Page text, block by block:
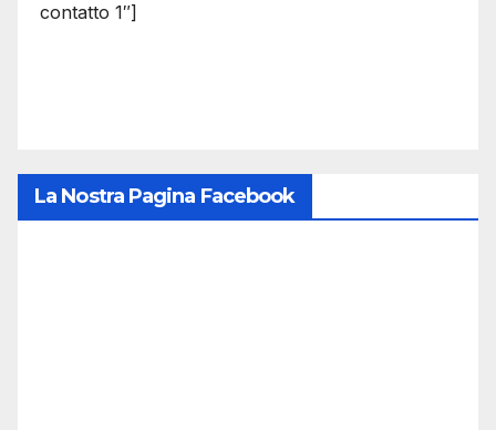
contatto 1″]
La Nostra Pagina Facebook